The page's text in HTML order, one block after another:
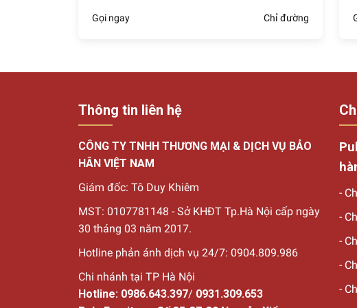
Chất liệu giường ngủ bọc đệm thường đảm bảo giường
Tiêu chí chọn giường ngủ
Bí quyết để chọn được giường ngủ bọc đệm ưng ý và
Kích thước phù hợp
Giường ngủphải có kích thước phù hợp, vừa vặn với
ngủ bọc nệm với đa dạng kích thước để khách hàng có
Chân giường chắc chắn
Để giường có thể sử dụng trong thời gian dài thì phần
Gọi ngay Chỉ đường
Thông tin liên hệ
CÔNG TY TNHH THƯƠNG MẠI & DỊCH VỤ BẢO
HÂN VIỆT NAM
Giám đốc: Tô Duy Khiêm
MST: 0107781148 - Sở KHĐT Tp.Hà Nội cấp ngày
30 tháng 03 năm 2017.
Hotline phản ánh dịch vụ 24/7: 0904.809.986
Chi nhánh tại TP Hà Nội
Hotline: 0986.643.397/ 0931.309.653
-
-
-
-
-